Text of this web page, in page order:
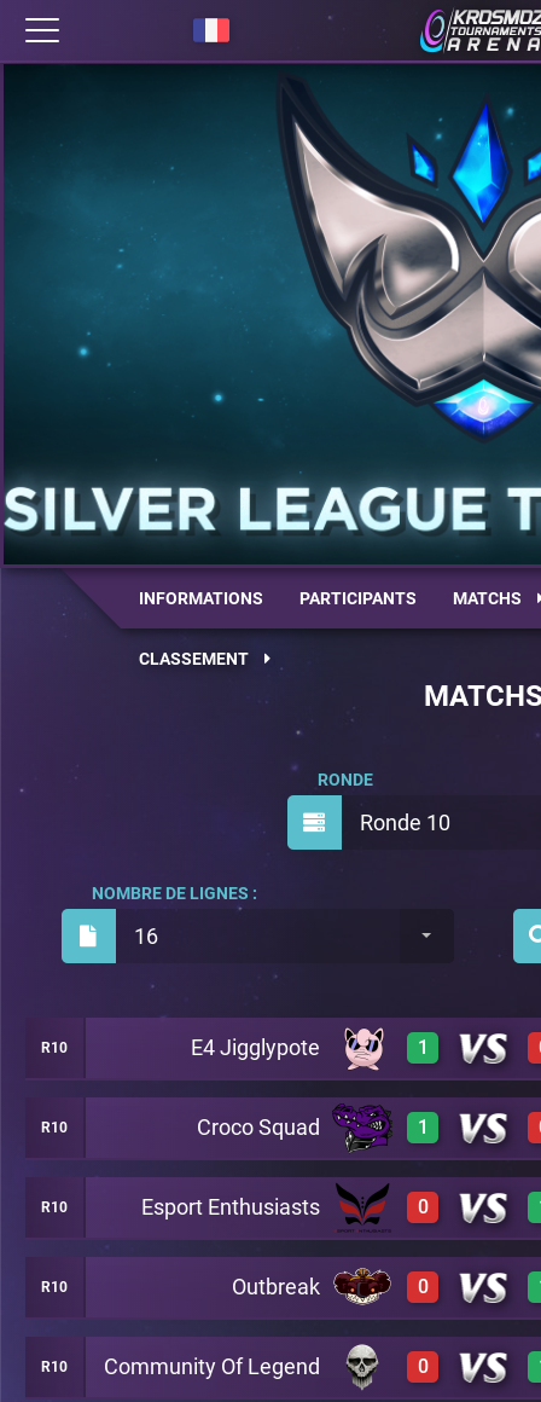
INFORMATIONS PARTICIPANTS MATCHS
CLASSEMENT
Ronde 10
RONDE
16
NOMBRE DE LIGNES :
R10 E4 Jigglypote 1
3 A16
R10 Croco Squad 1
3 A16
R10 Esport Enthusiasts 0
0 A16
R10 Outbreak 0
0 A16
R10 Community Of Legend 0